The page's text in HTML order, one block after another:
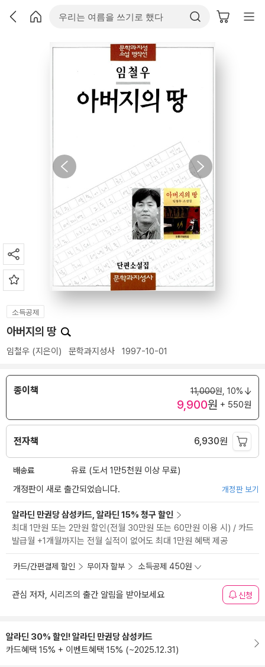
소득공제
아버지의 땅
임철우 (지은이) 문학과지성사 1997-10-01
종이책 11,000원, 10%
9,900원 + 550원
전자책 6,930원
배송료
유료 (도서 1만5천원 이상 무료)
개정판이 새로 출간되었습니다.
개정판 보기
알라딘 만권당 삼성카드, 알라딘 15% 청구 할인
최대 1만원 또는 2만원 할인(전월 30만원 또는 60만원 이용 시) / 카드
발급월 +1개월까지는 전월 실적이 없어도 최대 1만원 혜택 제공
카드/간편결제 할인 무이자 할부 소득공제 450원
관심 저자, 시리즈의 출간 알림을 받아보세요 신청
알라딘 30% 할인! 알라딘 만권당 삼성카드
카드혜택 15% + 이벤트혜택 15% (~2025.12.31)